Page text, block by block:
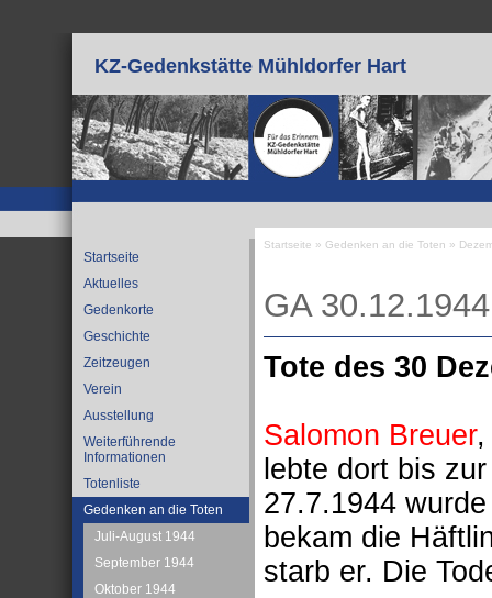
KZ-Gedenkstätte Mühldorfer Hart
Startseite
Aktuelles
Gedenkorte
Geschichte
Zeitzeugen
Verein
Ausstellung
Weiterführende
Informationen
Totenliste
Gedenken an die Toten
Juli-August 1944
September 1944
Oktober 1944
Startseite » Gedenken an die Toten »
GA 30.12.1944
Tote des 30
Salomon Breuer,
lebte dort bis
27.7.1944
bekam die
starb er. Die